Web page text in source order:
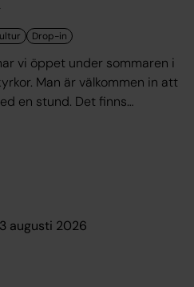
vi öppet under sommaren i
Man är välkommen in att
en stund. Det finns
augusti 2026